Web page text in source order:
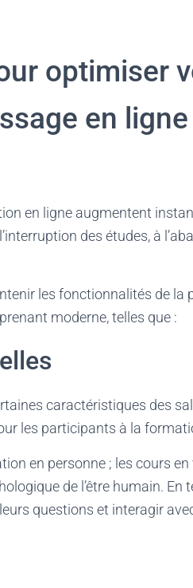
optimiser
en ligne
en ligne augmentent
des études, à
les fonctionnalités de la
moderne, telles que :
caractéristiques des
les participants à la
en personne ; les cours
de l’être humain. En
questions et interagir